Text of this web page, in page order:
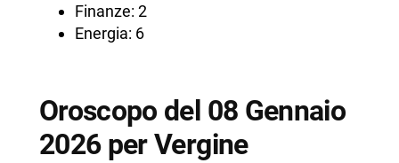
Finanze: 2
Energia: 6
Oroscopo del 08 Gennaio
2026 per Vergine